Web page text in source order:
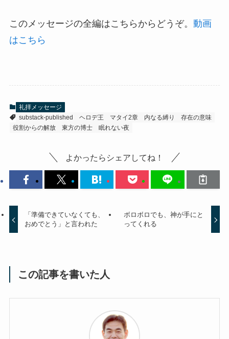
このメッセージの全編はこちらからどうぞ。 動画
はこちら
礼拝メッセージ
substack-published
ヘロデ王 マタイ2章 内なる縛り
存在の意味
役割からの解放
東方の博士 眠れない夜
よかったらシェアしてね！
「準備できていなくても、
おめでとう」と言われた
ボロボロでも、神が手にと
ってくれる
この記事を書いた人